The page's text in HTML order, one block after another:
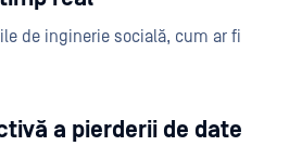
de inginerie socială, cum ar fi
a pierderii de date